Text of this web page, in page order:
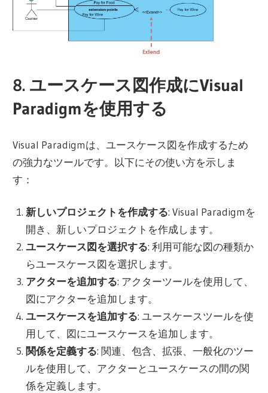
8. ユースケース図作成にVisual
Paradigmを使用する
Visual Paradigmは、ユースケース図を作成するため
の強力なツールです。以下にその使い方を示しま
す：
新しいプロジェクトを作成する: Visual Paradigmを
開き、新しいプロジェクトを作成します。
ユースケース図を選択する: 利用可能な図の種類か
らユースケース図を選択します。
アクターを追加する: アクターツールを使用して、
図にアクターを追加します。
ユースケースを追加する: ユースケースツールを使
用して、図にユースケースを追加します。
関係を定義する: 関連、包含、拡張、一般化のツー
ルを使用して、アクターとユースケースの間の関
係を定義します。